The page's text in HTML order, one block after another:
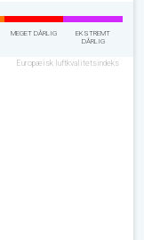
MEGET DÅRLIG
EKSTREMT
DÅRLIG
Europæisk luftkvalitetsindeks